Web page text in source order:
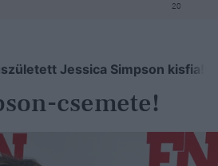
20
Jessica Simpson kisfia!
csemete!